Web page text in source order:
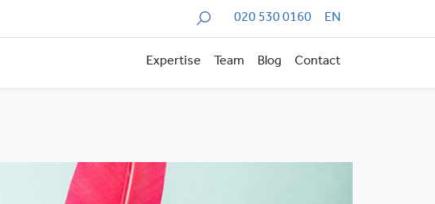
Zoeken 020 530 0160 EN
Expertise Team Blog Contact